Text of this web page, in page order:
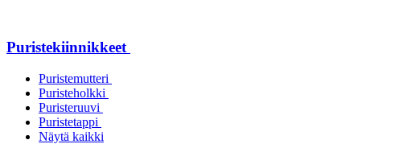
Puristekiinnikkeet
Puristemutteri
Puristeholkki
Puristeruuvi
Puristetappi
Näytä kaikki